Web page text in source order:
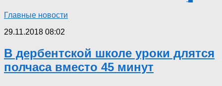
Главные новости
29.11.2018 08:02
В дербентской школе уроки длятся
полчаса вместо 45 минут